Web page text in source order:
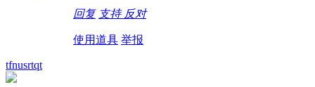
回复 支持 反对
使用道具 举报
tfnusrtqt